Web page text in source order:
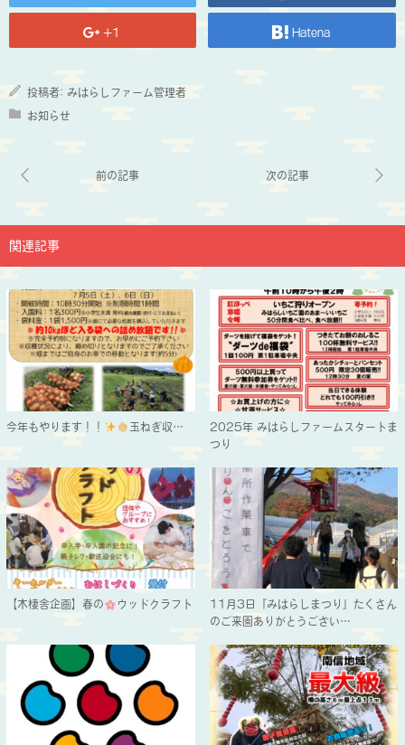
+1 Hatena
投稿者: みはらしファーム管理者
お知らせ
関連記事
今年もやります！！ 玉ねぎ収…
2025年 みはらしファームスタートま
つり
【木棲舎企画】春の ウッドクラフト
11月3日『みはらしまつり』たくさん
のご来園ありがとうござい…